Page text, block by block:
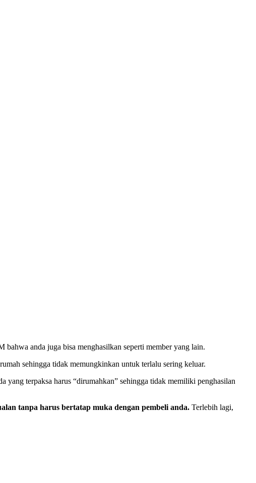
anda juga bisa menghasilkan seperti member yang lain.
sehingga tidak memungkinkan untuk terlalu sering keluar.
yang terpaksa harus “dirumahkan” sehingga tidak memiliki penghasilan
tanpa harus bertatap muka dengan pembeli anda. Terlebih lagi,